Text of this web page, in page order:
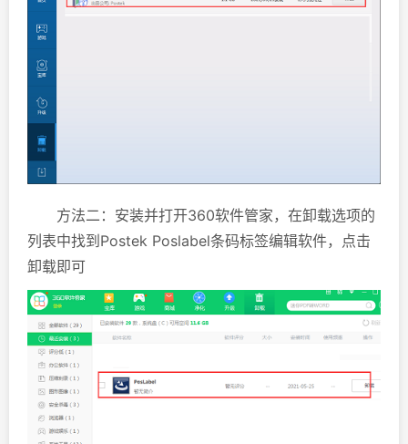
方法二：安装并打开360软件管家，在卸载选项的
列表中找到Postek Poslabel条码标签编辑软件，点击
卸载即可